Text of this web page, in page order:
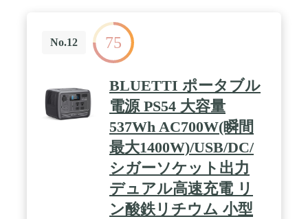
を高めるため、バッテリーパックの寿命を50%向上
させます。同時に、低温充電時のリチウム分解リス
クや高温充電時の熱暴走リスクを低減し、マシン全
体の充電の安全性を向上させました。 / 【最大
5,056Whまで拡張可能】Jackery電池容量拡張技術に
より、最大3つの拡張バッテリーに接続でき、電気
容量を1.2kWhから5kWhまで自由に選べます。1～3
日間程度の連泊キャンプや車中泊、オフィスや家庭
での緊急時のバックアップ電源としてご活用いただ
けます。フロント部分にはLEDライトが搭載されて
いるため、夜のキャンプサイトや停電時でも手元を
照らすことができます。 / 【10年使える長寿命】リ
ン酸鉄リチウムイオン電池を採用し、4,000サイクル
の超長寿命だから毎日使っても10年以上使えます。
バッテリー節約モードを使用すると、バッテリーの
寿命を1.5倍に延ばすことができます。インバータ保
No.12 75
BLUETTI ポータブル
電源 PS54 大容量
537Wh AC700W(瞬間
最大1400W)/USB/DC/
シガーソケット出力
デュアル高速充電 リ
ン酸鉄リチウム 小型